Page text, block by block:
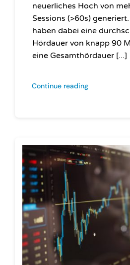
neuerliches Hoch von
Sessions (>60s)
haben dabei eine
Hördauer von knapp 90
eine Gesamthördauer [...]
Continue reading